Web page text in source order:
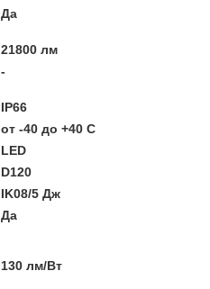
Да
21800 лм
-
IP66
от -40 до +40 C
LED
D120
IK08/5 Дж
Да
130 лм/Вт